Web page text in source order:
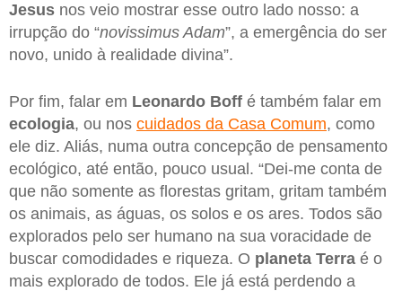
Jesus nos veio mostrar esse outro lado nosso: a
irrupção do “novissimus Adam”, a emergência do ser
novo, unido à realidade divina”.
Por fim, falar em Leonardo Boff é também falar em
ecologia, ou nos cuidados da Casa Comum, como
ele diz. Aliás, numa outra concepção de pensamento
ecológico, até então, pouco usual. “Dei-me conta de
que não somente as florestas gritam, gritam também
os animais, as águas, os solos e os ares. Todos são
explorados pelo ser humano na sua voracidade de
buscar comodidades e riqueza. O planeta Terra é o
mais explorado de todos. Ele já está perdendo a